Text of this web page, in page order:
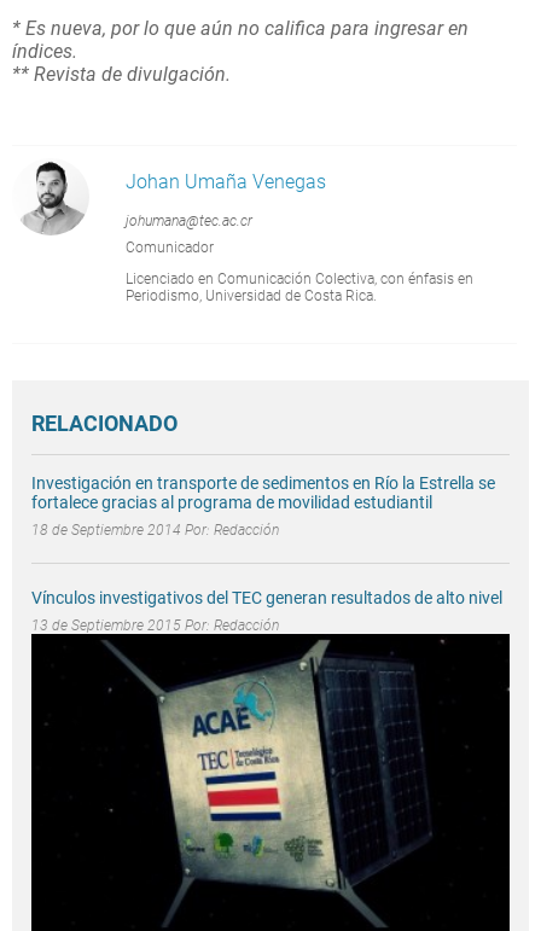
* Es nueva, por lo que aún no califica para ingresar en
índices.
** Revista de divulgación.
Johan Umaña Venegas
johumana@tec.ac.cr
Comunicador
Licenciado en Comunicación Colectiva, con énfasis en
Periodismo, Universidad de Costa Rica.
RELACIONADO
Investigación en transporte de sedimentos en Río la Estrella se
fortalece gracias al programa de movilidad estudiantil
18 de Septiembre 2014 Por: Redacción
Vínculos investigativos del TEC generan resultados de alto nivel
13 de Septiembre 2015 Por: Redacción